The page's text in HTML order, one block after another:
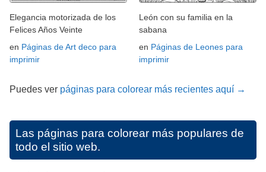
Elegancia motorizada de los
Felices Años Veinte
en Páginas de Art deco para
imprimir
León con su familia en la
sabana
en Páginas de Leones para
imprimir
Puedes ver páginas para colorear más recientes aquí →
Las páginas para colorear más populares de
todo el sitio web.